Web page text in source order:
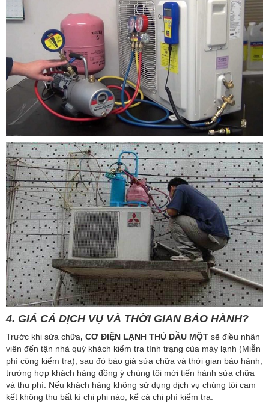
4. GIÁ CẢ DỊCH VỤ VÀ THỜI GIAN BẢO HÀNH?
Trước khi sửa chữa, CƠ ĐIỆN LẠNH THỦ DẦU MỘT sẽ điều nhân
viên đến tận nhà quý khách kiểm tra tình trạng của máy lạnh (Miễn
phí công kiểm tra), sau đó báo giá sửa chữa và thời gian bảo hành,
trường hợp khách hàng đồng ý chúng tôi mới tiến hành sửa chữa
và thu phí. Nếu khách hàng không sử dụng dịch vụ chúng tôi cam
kết không thu bất kì chi phi nào, kể cả chi phí kiểm tra.